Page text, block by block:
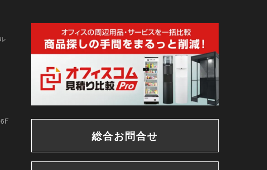
総合お問合せ